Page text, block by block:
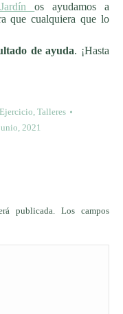
os ayudamos a
que cualquiera que lo
de ayuda. ¡Hasta
Ejercicio, Talleres
2021
publicada. Los campos